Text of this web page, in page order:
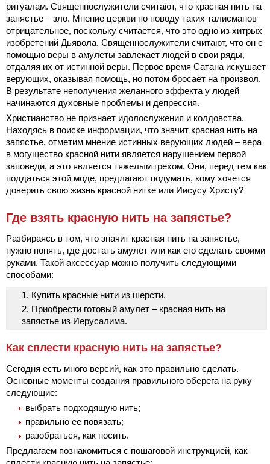
ритуалам. Священнослужители считают, что красная нить на
запястье – зло. Мнение церкви по поводу таких талисманов
отрицательное, поскольку считается, что это одно из хитрых
изобретений Дьявола. Священнослужители считают, что он с
помощью веры в амулеты завлекает людей в свои ряды,
отдаляя их от истинной веры. Первое время Сатана искушает
верующих, оказывая помощь, но потом бросает на произвол.
В результате неполучения желанного эффекта у людей
начинаются духовные проблемы и депрессия.
Христианство не признает идолослужения и колдовства.
Находясь в поиске информации, что значит красная нить на
запястье, отметим мнение истинных верующих людей – вера
в могущество красной нити является нарушением первой
заповеди, а это является тяжелым грехом. Они, перед тем как
поддаться этой моде, предлагают подумать, кому хочется
доверить свою жизнь красной нитке или Иисусу Христу?
Где взять красную нить на запястье?
Разбираясь в том, что значит красная нить на запястье,
нужно понять, где достать амулет или как его сделать своими
руками. Такой аксессуар можно получить следующими
способами:
Купить красные нити из шерсти.
Приобрести готовый амулет – красная нить на
запястье из Иерусалима.
Как сплести красную нить на запястье?
Сегодня есть много версий, как это правильно сделать.
Основные моменты создания правильного оберега на руку
следующие:
выбрать подходящую нить;
правильно ее повязать;
разобраться, как носить.
Предлагаем познакомиться с пошаговой инструкцией, как